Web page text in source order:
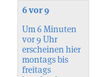
6 vor 9
Um 6 Minuten
vor 9 Uhr
erscheinen hier
montags bis
freitags